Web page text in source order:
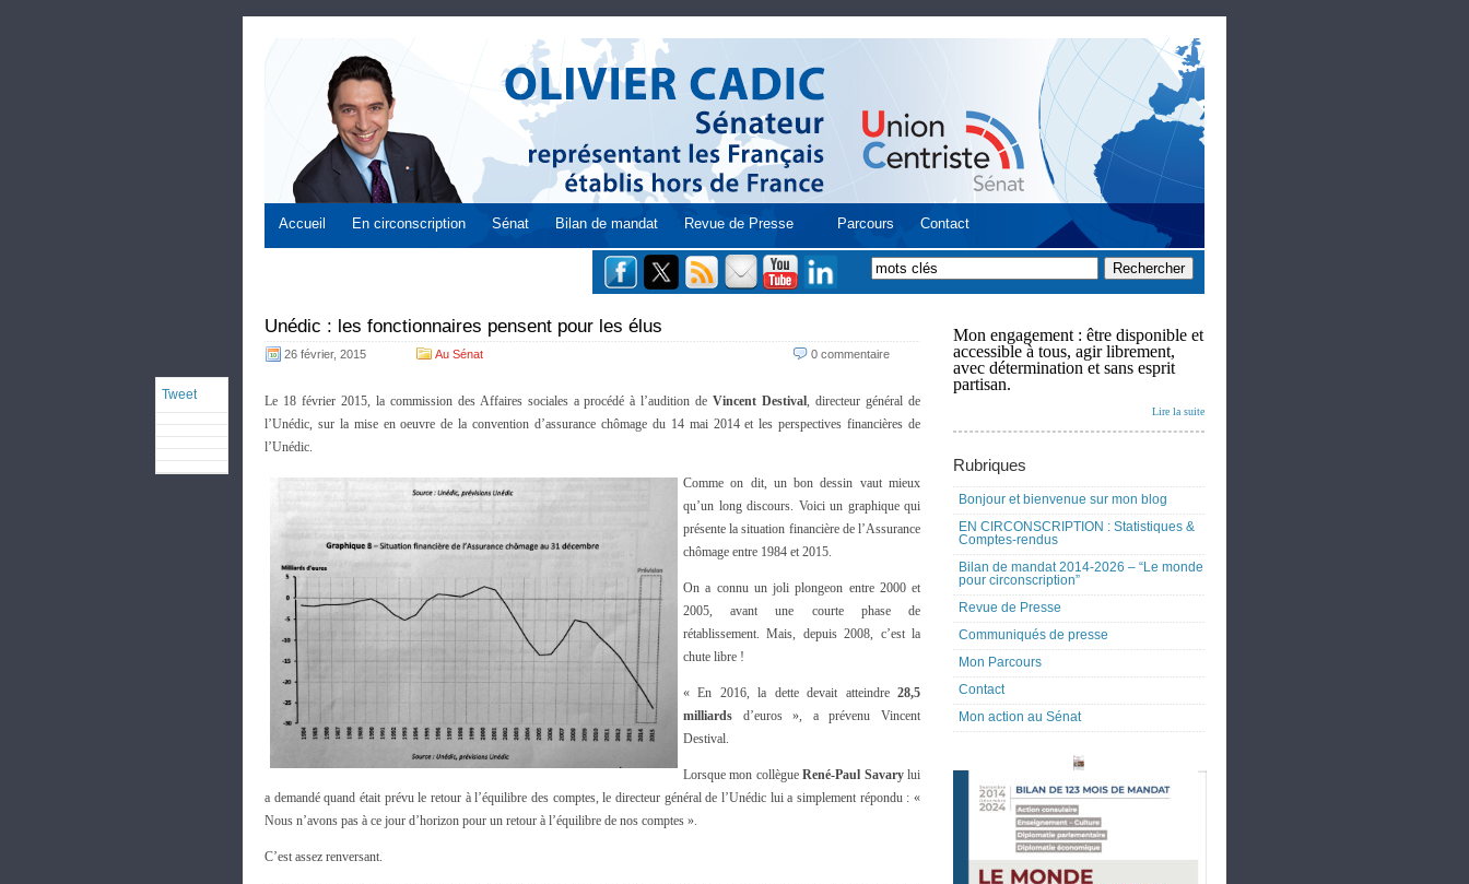
Accueil En circonscription Sénat Bilan de mandat Revue de Presse Parcours Contact
Unédic : les fonctionnaires pensent pour les élus
26 février, 2015 Au Sénat 0 commentaire
Tweet Le 18 février 2015, la commission des Affaires sociales a procédé à l’audition deVincent Destival, directeur général de
l’Unédic, sur la mise en oeuvre de la convention d’assurance chômage du 14 mai 2014 et les perspectives financières de
l’Unédic.
Comme on dit, un bon dessin vaut mieux
qu’un long discours. Voici un graphique qui
présente la situation financière de l’Assurance
chômage entre 1984 et 2015.
On a connu un joli plongeon entre 2000 et
2005, avant une courte phase de
rétablissement. Mais, depuis 2008, c’est la
chute libre !
« En 2016, la dette devait atteindre 28,5
milliards d’euros », a prévenu Vincent
Destival.
Lorsque mon collègueRené-Paul Savarylui
a demandé quand était prévu le retour à l’équilibre des comptes, le directeur général de l’Unédic lui a simplement répondu : «
Nous n’avons pas à ce jour d’horizon pour un retour à l’équilibre de nos comptes ».
C’est assez renversant.
Mon engagement : être disponible et
accessible à tous, agir librement,
avec détermination et sans esprit
partisan.
Lire la suite
Rubriques
Bonjour et bienvenue sur mon blog
EN CIRCONSCRIPTION : Statistiques &
Comptes-rendus
Bilan de mandat 2014-2026 – “Le monde
pour circonscription”
Revue de Presse
Communiqués de presse
Mon Parcours
Contact
Mon action au Sénat